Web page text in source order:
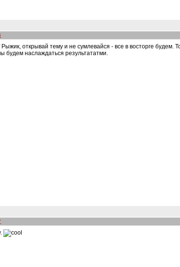
открывай тему и не сумлевайся - все в восторге
будем наслаждаться результататми.